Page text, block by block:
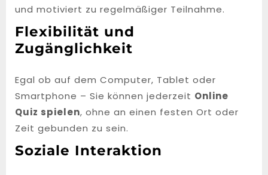
und motiviert zu regelmäßiger Teilnahme.
Flexibilität und
Zugänglichkeit
Egal ob auf dem Computer, Tablet oder
Smartphone – Sie können jederzeit Online
Quiz spielen, ohne an einen festen Ort oder
Zeit gebunden zu sein.
Soziale Interaktion